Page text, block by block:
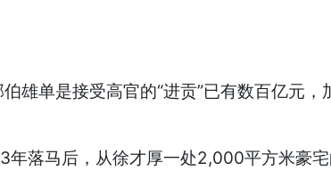
单是接受高官的“进贡”已有数百亿元，
马后，从徐才厚一处2,000平方米豪宅